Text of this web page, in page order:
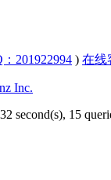
201922994 ) 在线
Inc.
second(s), 15